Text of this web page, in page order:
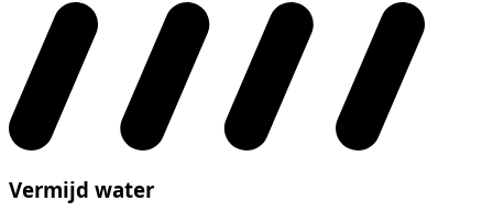
Vermijd water